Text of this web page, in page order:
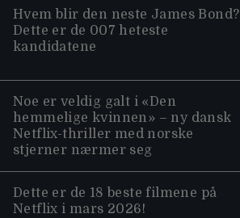
Hvem blir den neste James Bond?
Dette er de 007 heteste
kandidatene
Noe er veldig galt i «Den
hemmelige kvinnen» – ny dansk
Netflix-thriller med norske
stjerner nærmer seg
Dette er de 18 beste filmene på
Netflix i mars 2026!